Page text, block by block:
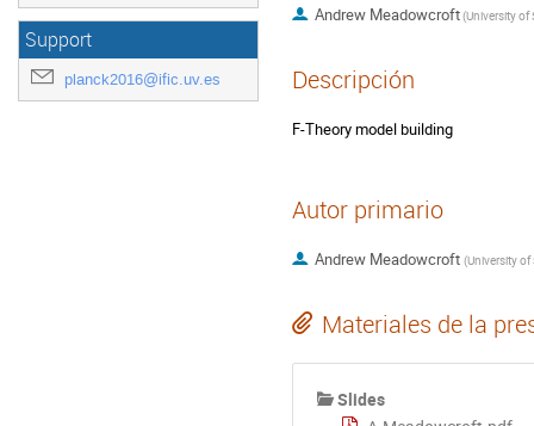
Support
planck2016@ific.uv.es
Andrew Meadowcroft(
Descripción
F-Theory model building
Autor primario
Andrew Meadowcroft (
Materiales de la
Slides